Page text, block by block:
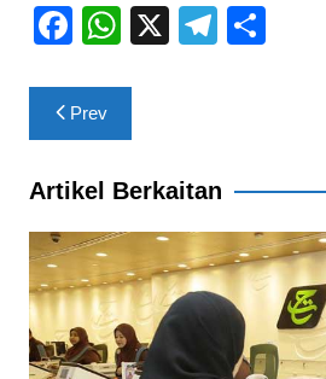
F
c
e
b
o
k
W
at
s
A
p
X T
a
S
Post
navigation
Prev
Artikel Berkaitan